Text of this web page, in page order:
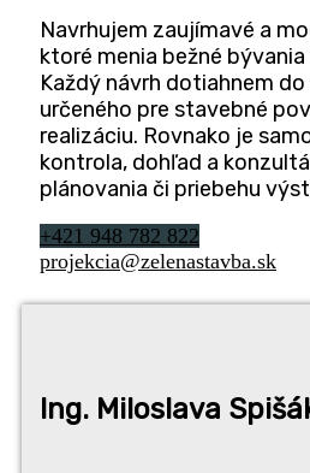
Navr­hu­jem zau­jí­ma­vé a
kto­ré menia bež­né
Kaž­dý návrh doti­ah­nem
urče­né­ho pre sta­veb­né
rea­li­zá­ciu. Rov­na­ko je
kon­t­ro­la, dohľad a
plá­no­va­nia či prie­be­hu
+421 948 782 822
projekcia@zelenastavba.sk
Ing. Milo­sla­va